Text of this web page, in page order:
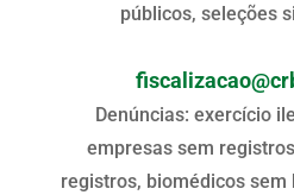
públicos, seleções
Denúncias: exercício
empresas sem
registros, biomédicos sem